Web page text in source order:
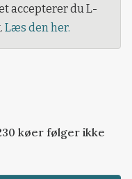
accepterer du L-
Læs den her.
køer følger ikke